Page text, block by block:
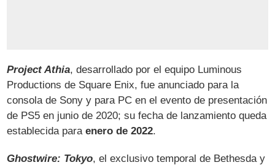
Project Athia, desarrollado por el equipo Luminous
Productions de Square Enix, fue anunciado para la
consola de Sony y para PC en el evento de presentación
de PS5 en junio de 2020; su fecha de lanzamiento queda
establecida paraenero de 2022.
Ghostwire: Tokyo, el exclusivo temporal de Bethesda y